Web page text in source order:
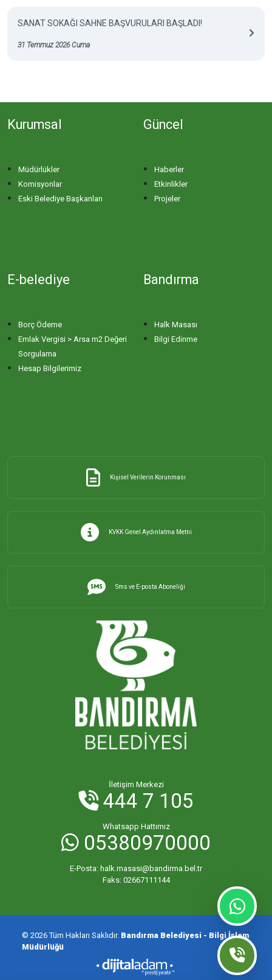
SANAT SOKAĞI SAHNE BAŞVURULARI BAŞLADI!
31 Temmuz 2026 Cuma
Kurumsal
Müdürlükler
Komisyonlar
Eski Belediye Başkanları
Güncel
Haberler
Etkinlikler
Projeler
E-belediye
Borç Ödeme
Emlak Vergisi > Arsa m2 Değeri
Sorgulama
Hesap Bilgilerimiz
Bandırma
Halk Masası
Bilgi Edinme
Kişisel Verilerin Korunması
KVKK Genel Aydınlatma Metni
Sms ve E-posta Aboneliği
İletişim Merkezi
444 7 105
Whatsapp Hattımız
05380970000
E-Posta: halk.masasi@bandirma.bel.tr
Faks: 02667111144
© 2026 Tüm Hakları Saklıdır. Bandırma Belediyesi - Bilgi İşlem
Müdürlüğü